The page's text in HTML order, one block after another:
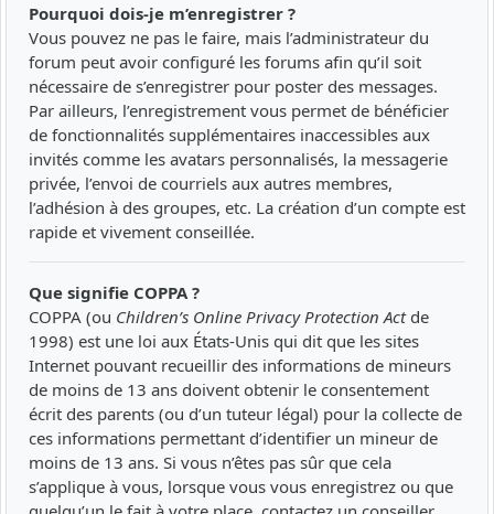
Pourquoi dois-je m’enregistrer ?
Vous pouvez ne pas le faire, mais l’administrateur du
forum peut avoir configuré les forums afin qu’il soit
nécessaire de s’enregistrer pour poster des messages.
Par ailleurs, l’enregistrement vous permet de bénéficier
de fonctionnalités supplémentaires inaccessibles aux
invités comme les avatars personnalisés, la messagerie
privée, l’envoi de courriels aux autres membres,
l’adhésion à des groupes, etc. La création d’un compte est
rapide et vivement conseillée.
Que signifie COPPA ?
COPPA (ou Children’s Online Privacy Protection Actde
1998) est une loi aux États-Unis qui dit que les sites
Internet pouvant recueillir des informations de mineurs
de moins de 13 ans doivent obtenir le consentement
écrit des parents (ou d’un tuteur légal) pour la collecte de
ces informations permettant d’identifier un mineur de
moins de 13 ans. Si vous n’êtes pas sûr que cela
s’applique à vous, lorsque vous vous enregistrez ou que